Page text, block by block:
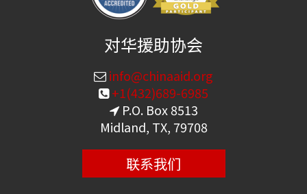
对华援助协会
info@chinaaid.org
+1(432)689-6985
P.O. Box 8513
Midland, TX, 79708
联系我们